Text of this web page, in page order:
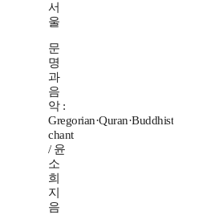
서
울
문
명
과
음
악 :
Gregorian·Quran·Buddhist
chant
/ 윤
소
희
지
음